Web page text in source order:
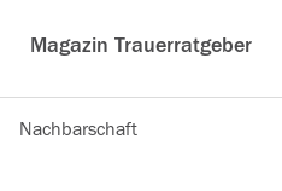
Magazin Trauerratgeber
Nachbarschaft